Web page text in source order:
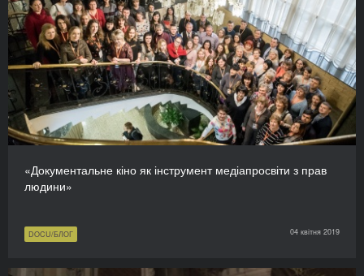
«Документальне кіно як інструмент медіапросвіти з прав
людини»
DOCU/БЛОГ 04 квітня 2019